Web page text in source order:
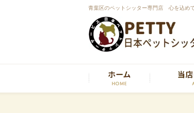
青葉区のペットシッター専門店 心を込め